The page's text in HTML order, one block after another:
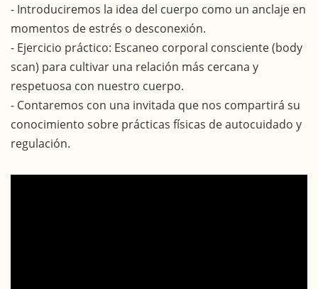
- Introduciremos la idea del cuerpo como un anclaje en
momentos de estrés o desconexión.
- Ejercicio práctico: Escaneo corporal consciente (body
scan) para cultivar una relación más cercana y
respetuosa con nuestro cuerpo.
- Contaremos con una invitada que nos compartirá su
conocimiento sobre prácticas físicas de autocuidado y
regulación.